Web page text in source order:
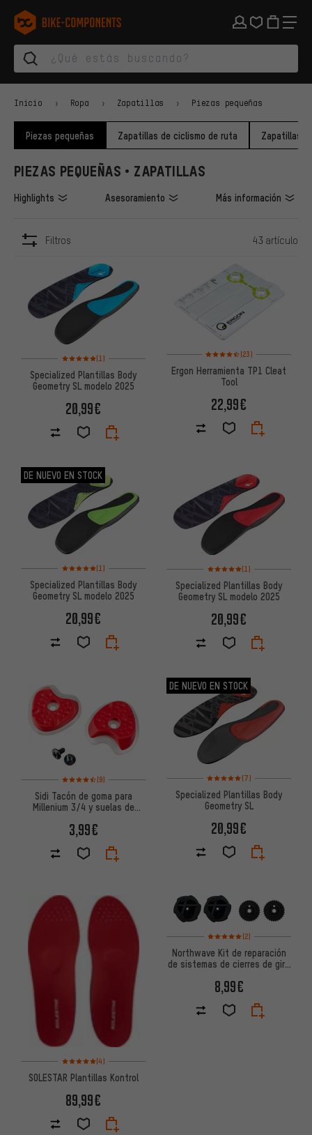
Saltar a la navegación principal
Saltar a la navegación de categorías
Saltar al contenido
Saltar a marcas y al boletín
Saltar al pie de página
bike-components.de Página de inicio
Inicio Ropa Zapatillas Piezas pequeñas
Piezas pequeñas Zapatillas de ciclismo de ruta Zapatillas
PIEZAS PEQUEÑAS • ZAPATILLAS
Highlights Asesoramiento Más información
Filtros 43 artículo
Valoración media: 5 de 5 basada en 1 reseñas
(1)
Specialized Plantillas Body
Geometry SL modelo 2025
20,99€
Valoración media: 4,5 de 5
(23)
Ergon Herramienta TP1 Cleat
Tool
22,99€
DE NUEVO EN STOCK
Valoración media: 5 de 5 basada en 1 reseñas
(1)
Specialized Plantillas Body
Geometry SL modelo 2025
20,99€
Valoración media: 5 de 5
(1)
Specialized Plantillas Body
Geometry SL modelo 2025
20,99€
Valoración media: 4,5 de 5 basada en 9 reseñas
(9)
Sidi Tacón de goma para
Millenium 3/4 y suelas de
3,99€
DE NUEVO EN STOCK
Valoración media: 5 de 5
(7)
Specialized Plantillas Body
Geometry SL
20,99€
Valoración media: 5 de 5 basada en 4 reseñas
(4)
SOLESTAR Plantillas Kontrol
89,99€
Valoración media: 5 de 5
(2)
Northwave Kit de reparación
de sistemas de cierres de giro
8,99€